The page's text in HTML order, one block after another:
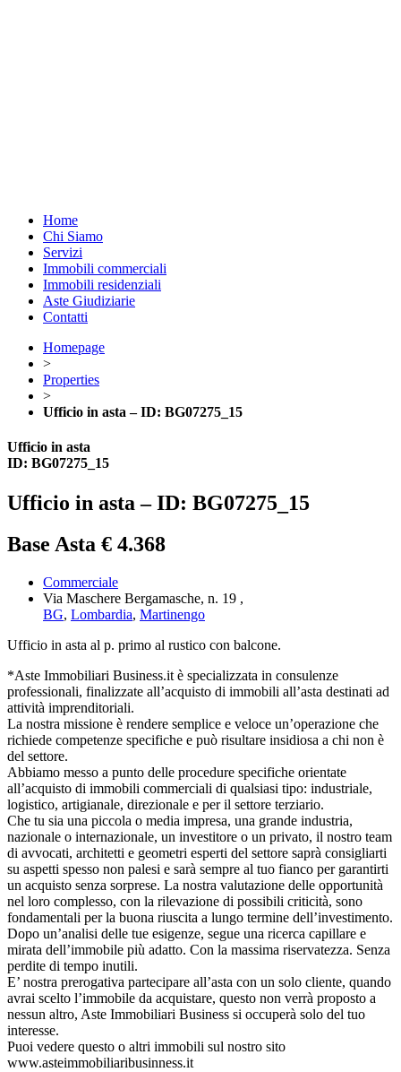
Home
Chi Siamo
Servizi
Immobili commerciali
Immobili residenziali
Aste Giudiziarie
Contatti
Homepage
>
Properties
>
Ufficio in asta – ID: BG07275_15
Ufficio in asta
ID: BG07275_15
Ufficio in asta – ID: BG07275_15
Base Asta € 4.368
Commerciale
Via Maschere Bergamasche, n. 19 ,
BG, Lombardia, Martinengo
Ufficio in asta al p. primo al rustico con balcone.
*Aste Immobiliari Business.it è specializzata in consulenze
professionali, finalizzate all’acquisto di immobili all’asta destinati ad
attività imprenditoriali.
La nostra missione è rendere semplice e veloce un’operazione che
richiede competenze specifiche e può risultare insidiosa a chi non è
del settore.
Abbiamo messo a punto delle procedure specifiche orientate
all’acquisto di immobili commerciali di qualsiasi tipo: industriale,
logistico, artigianale, direzionale e per il settore terziario.
Che tu sia una piccola o media impresa, una grande industria,
nazionale o internazionale, un investitore o un privato, il nostro team
di avvocati, architetti e geometri esperti del settore saprà consigliarti
su aspetti spesso non palesi e sarà sempre al tuo fianco per garantirti
un acquisto senza sorprese. La nostra valutazione delle opportunità
nel loro complesso, con la rilevazione di possibili criticità, sono
fondamentali per la buona riuscita a lungo termine dell’investimento.
Dopo un’analisi delle tue esigenze, segue una ricerca capillare e
mirata dell’immobile più adatto. Con la massima riservatezza. Senza
perdite di tempo inutili.
E’ nostra prerogativa partecipare all’asta con un solo cliente, quando
avrai scelto l’immobile da acquistare, questo non verrà proposto a
nessun altro, Aste Immobiliari Business si occuperà solo del tuo
interesse.
Puoi vedere questo o altri immobili sul nostro sito
www.asteimmobiliaribusinness.it